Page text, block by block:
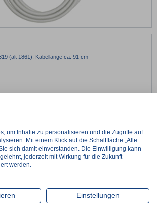
(alt 1861), Kabellänge ca. 91 cm
- +
ca. 1 Woche
um Inhalte zu personalisieren und die Zugriffe auf
Mit einem Klick auf die Schaltfläche „Alle
sich damit einverstanden. Die Einwilligung kann
jederzeit mit Wirkung für die Zukunft
werden.
Einstellungen